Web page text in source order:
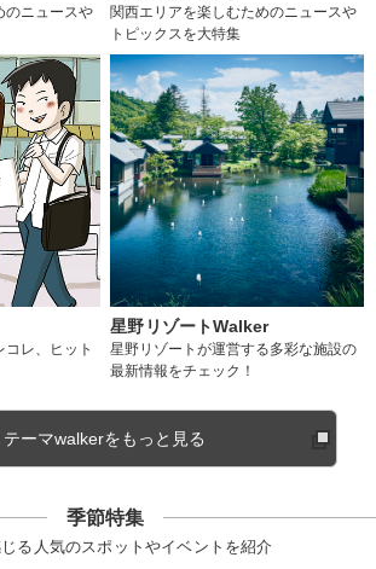
のニュースや
関西エリアを楽しむためのニュースや
トピックスを大特集
レ、ヒット
星野リゾートWalker
星野リゾートが運営する多彩な施設の
最新情報をチェック！
テーマwalkerをもっと見る
季節特集
る人気のスポットやイベントを紹介